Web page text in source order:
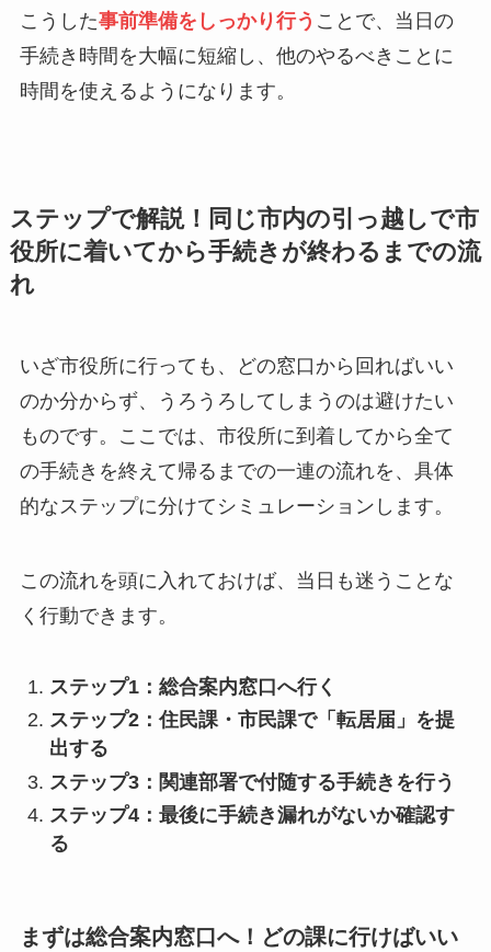
こうした事前準備をしっかり行う ことで、当日の
手続き時間を大幅に短縮し、他のやるべきことに
時間を使えるようになります。
ステップで解説！同じ市内の引っ越しで市
役所に着いてから手続きが終わるまでの流
れ
いざ市役所に行っても、どの窓口から回ればいい
のか分からず、うろうろしてしまうのは避けたい
ものです。ここでは、市役所に到着してから全て
の手続きを終えて帰るまでの一連の流れを、具体
的なステップに分けてシミュレーションします。
この流れを頭に入れておけば、当日も迷うことな
く行動できます。
ステップ1：総合案内窓口へ行く
ステップ2：住民課・市民課で「転居届」を提
出する
ステップ3：関連部署で付随する手続きを行う
ステップ4：最後に手続き漏れがないか確認す
る
まずは総合案内窓口へ！どの課に行けばいい